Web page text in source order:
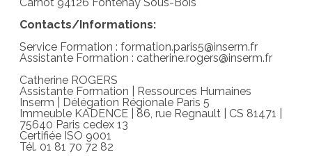
Contacts/Informations:
Service Formation : formation.paris5@inserm.fr
Assistante Formation : catherine.rogers@inserm.fr
Catherine ROGERS
Assistante Formation | Ressources Humaines
Inserm | Délégation Régionale Paris 5
Immeuble KADENCE | 86, rue Regnault | CS 81471 |
75640 Paris cedex 13
Certifiée ISO 9001
Tél. 01 81 70 72 82